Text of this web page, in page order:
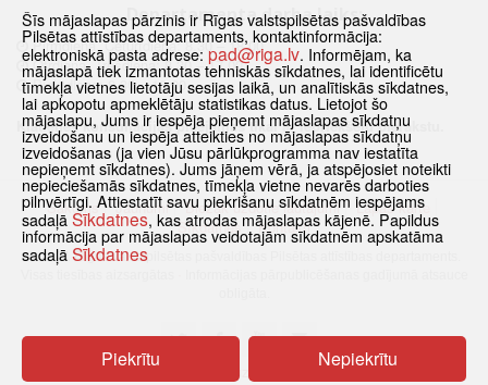
Departamenta darba laiks:
Pirmdiena, Ceturtdiena: 8.30 – 18.00
Otrdiena, Trešdiena: 8.30 – 17.00
Piektdiena: 8.30 – 15.00
Klātienes konsultācijas pieejamas tikai ar iepriekšēju pierakstu.
Sākums Jaunumi Biežāk uzdotie jautājumi
Lapas karte
Sīkdatnes
Kontakti
© 2021 Rīgas valstspilsētas pašvaldības Pilsētas attīstības departaments.
Pārslēgties uz www versiju
Šīs mājaslapas pārzinis ir Rīgas valstspilsētas pašvaldības
Pilsētas attīstības departaments, kontaktinformācija:
elektroniskā pasta adrese: pad@riga.lv. Informējam, ka
mājaslapā tiek izmantotas tehniskās sīkdatnes, lai identificētu
tīmekļa vietnes lietotāju sesijas laikā, un analītiskās sīkdatnes,
lai apkopotu apmeklētāju statistikas datus. Lietojot šo
mājaslapu, Jums ir iespēja pieņemt mājaslapas sīkdatņu
izveidošanu un iespēja atteikties no mājaslapas sīkdatņu
izveidošanas (ja vien Jūsu pārlūkprogramma nav iestatīta
nepieņemt sīkdatnes). Jums jāņem vērā, ja atspējosiet noteikti
nepieciešamās sīkdatnes, tīmekļa vietne nevarēs darboties
pilnvērtīgi. Attiestatīt savu piekrišanu sīkdatnēm iespējams
sadaļā Sīkdatnes, kas atrodas mājaslapas kājenē. Papildus
informācija par mājaslapas veidotajām sīkdatnēm apskatāma
sadaļā Sīkdatnes
Piekrītu Nepiekrītu